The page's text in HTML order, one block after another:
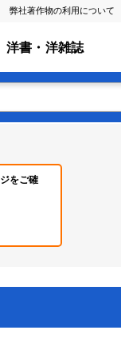
弊社著作物の利用について
洋書・洋雑誌
をご確